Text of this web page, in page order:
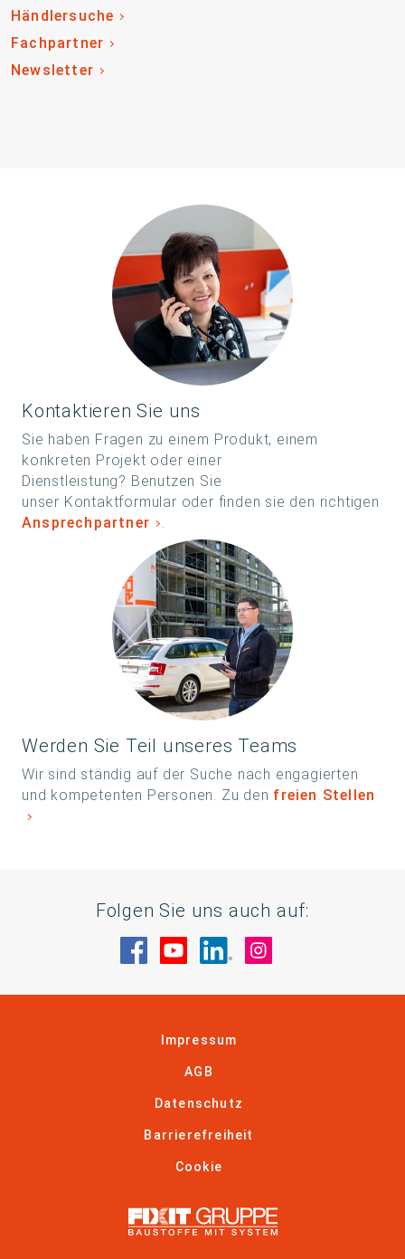
Händlersuche
Fachpartner
Newsletter
Kontaktieren Sie uns
Sie haben Fragen zu einem Produkt, einem
konkreten Projekt oder einer
Dienstleistung? Benutzen Sie
unser Kontaktformular oder finden sie den richtigen
Ansprechpartner
.
Werden Sie Teil unseres Teams
Wir sind ständig auf der Suche nach engagierten
und kompetenten Personen. Zu den freien Stellen
Folgen Sie uns auch auf:
Besuche uns auf Facebook
Besuche uns auf YouTube
Besuche uns auf
Impressum
AGB
Datenschutz
Barrierefreiheit
Cookie